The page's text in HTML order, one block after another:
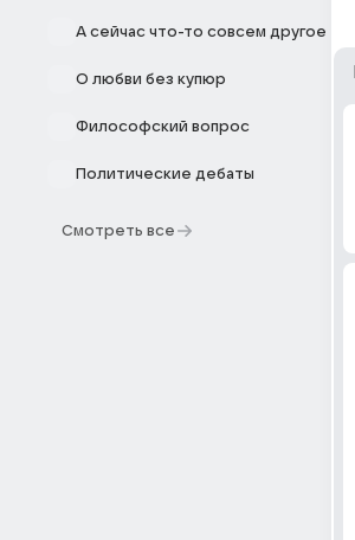
А сейчас что-то совсем другое
О любви без купюр
Философский вопрос
Политические дебаты
Смотреть все